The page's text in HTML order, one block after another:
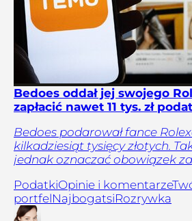
Bedoes oddał jej swojego
zapłacić nawet 11 tys. zł
Bedoes podarował fance
kilkadziesiąt tysięcy złotych.
jednak oznaczać obowiązek
PodatkiOpinie i komentarze
portfelNajbogatsiRozrywka